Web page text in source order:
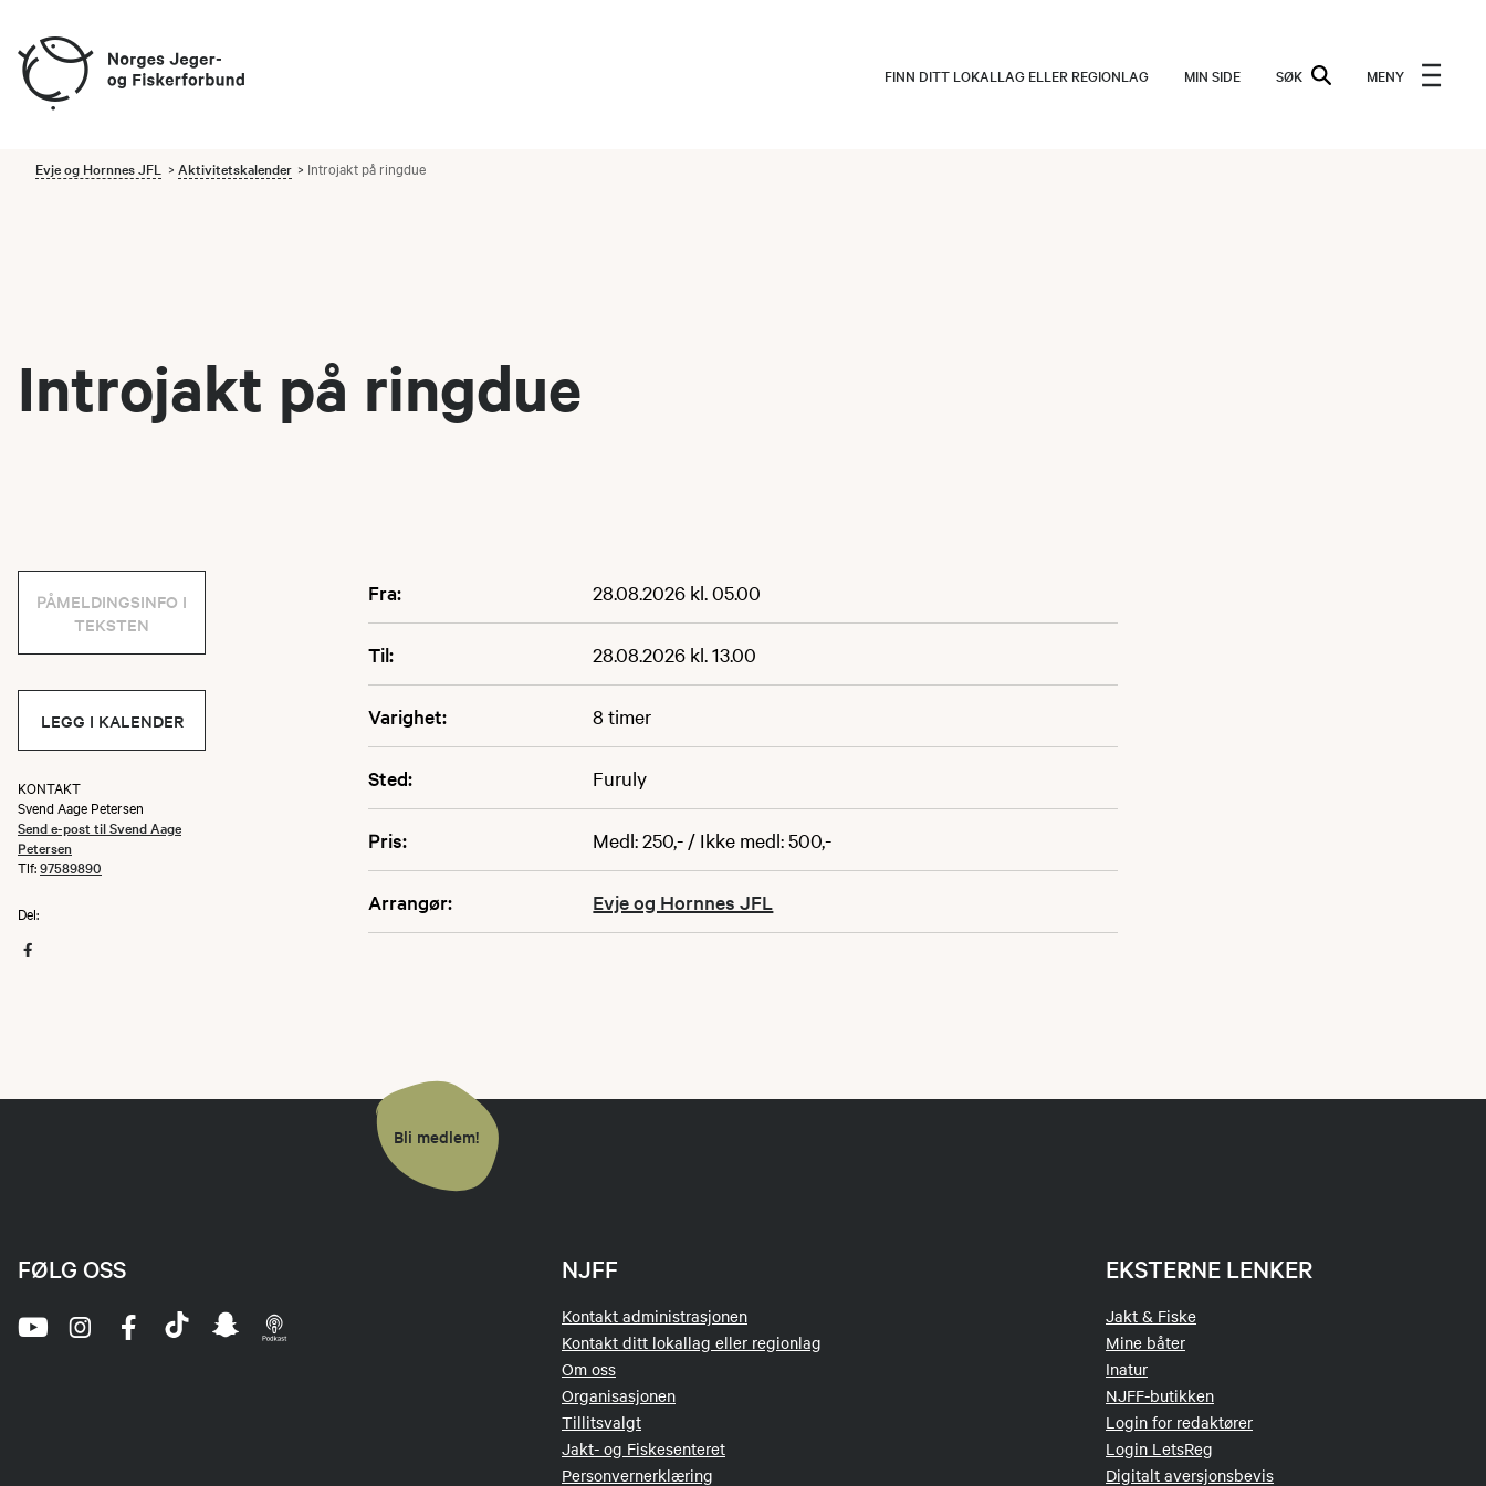
FINN DITT LOKALLAG ELLER REGIONLAG MIN SIDE SØK MENY
Evje og Hornnes JFL Aktivitetskalender Introjakt på ringdue
Introjakt på ringdue
Fra: 28.08.2026 kl. 05.00
Til: 28.08.2026 kl. 13.00
Varighet: 8 timer
Sted: Furuly
Pris: Medl: 250,- / Ikke medl: 500,-
Arrangør: Evje og Hornnes JFL
PÅMELDINGSINFO I
TEKSTEN
LEGG I KALENDER
KONTAKT
Svend Aage Petersen
Send e-post til Svend Aage
Petersen
Tlf:97589890
Del:
Bli medlem!
NJFF
Kontakt administrasjonen
Kontakt ditt lokallag eller regionlag
Om oss
Organisasjonen
Tillitsvalgt
Jakt- og Fiskesenteret
Personvernerklæring
EKSTERNE LENKER
Jakt & Fiske
Mine båter
Inatur
NJFF-butikken
Login for redaktører
Login LetsReg
Digitalt aversjonsbevis
FØLG OSS